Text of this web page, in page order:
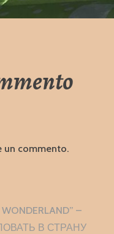
un commento.
–
В СТРАНУ